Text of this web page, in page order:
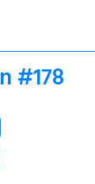
#178